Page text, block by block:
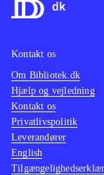
nedlægge
Kongs
flot.
Andre
western-
En meget
Alt i alt et
Kontakt os
Om Bibliotek.dk
Hjælp og vejledning
Kontakt os
Privatlivspolitik
Leverandører
English